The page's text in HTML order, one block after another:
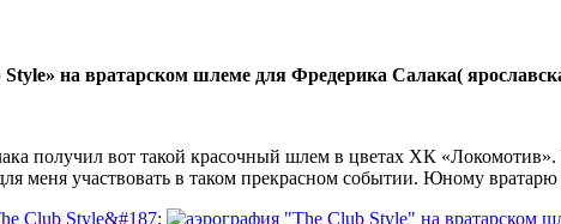
на вратарском шлеме для Фредерика Салака(
вот такой красочный шлем в цветах ХК «Локомотив».
меня участвовать в таком прекрасном событии. Юному